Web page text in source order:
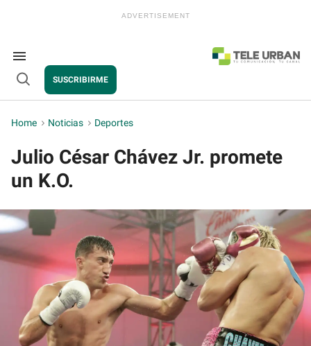
Search
&
Section
Navigation
Open
SUSCRIBIRME
Home > Noticias > Deportes
Julio César Chávez Jr. promete
un K.O.